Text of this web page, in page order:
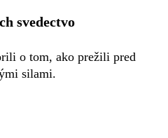
svedectvo
o tom, ako prežili pred
silami.